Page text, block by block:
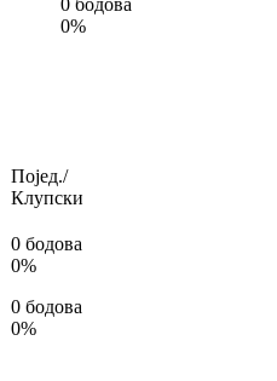
0%
Појед./
Клупски
0 бодова
0%
0 бодова
0%